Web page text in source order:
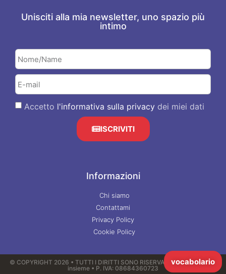
vocabolario
Unisciti alla mia newsletter, uno spazio più
intimo
Accetto l'informativa sulla privacy dei miei dati
ISCRIVITI
Informazioni
Chi siamo
Contattami
Privacy Policy
Cookie Policy
© COPYRIGHT 2026 • TUTTI I DIRITTI SONO RISERVATI • Lingua italiana
insieme • P. IVA: 08684360723